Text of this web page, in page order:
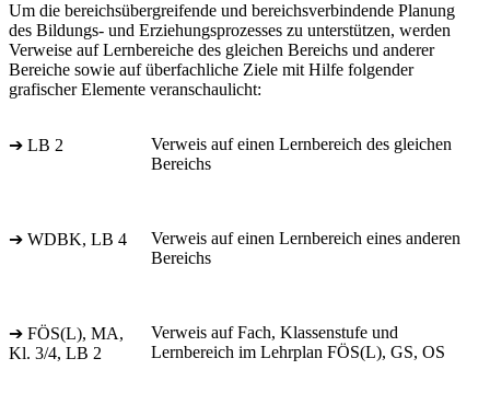
Um die bereichsübergreifende und bereichsverbindende Planung
des Bildungs- und Erziehungsprozesses zu unterstützen, werden
Verweise auf Lernbereiche des gleichen Bereichs und anderer
Bereiche sowie auf überfachliche Ziele mit Hilfe folgender
grafischer Elemente veranschaulicht:
➔ LB 2
Verweis auf einen Lernbereich des gleichen
Bereichs
➔ WDBK, LB 4
Verweis auf einen Lernbereich eines anderen
Bereichs
➔ FÖS(L), MA,
Kl. 3/4, LB 2
Verweis auf Fach, Klassenstufe und
Lernbereich im Lehrplan FÖS(L), GS, OS